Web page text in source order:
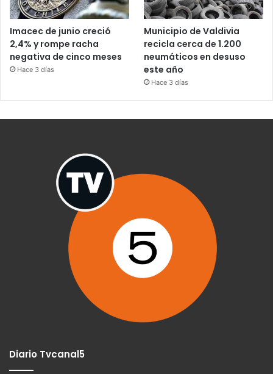
Imacec de junio creció
2,4% y rompe racha
negativa de cinco meses
Hace 3 días
Municipio de Valdivia
recicla cerca de 1.200
neumáticos en desuso
este año
Hace 3 días
Diario Tvcanal5